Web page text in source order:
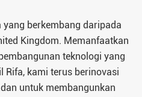
berkembang daripada
Kingdom. Memanfaatkan
teknologi yang
Rifa, kami terus berinovasi
untuk membangunkan